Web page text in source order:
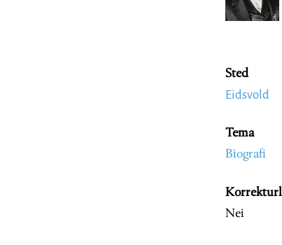
Sted
Eidsvold
Tema
Biografi
Nei